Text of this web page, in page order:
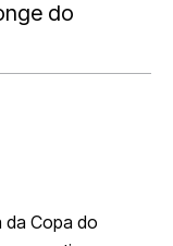
do
da Copa do